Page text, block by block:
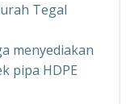
Tegal
menyediakan
pipa HDPE